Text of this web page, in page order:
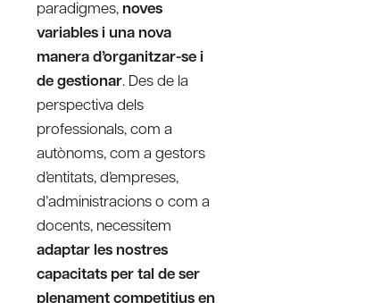
paradigmes, noves
variables i una nova
manera d’organitzar-se i
de gestionar. Des de la
perspectiva dels
professionals, com a
autònoms, com a gestors
d’entitats, d’empreses,
d’administracions o com a
docents, necessitem
adaptar les nostres
capacitats per tal de ser
plenament competitius en